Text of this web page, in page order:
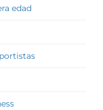
edad